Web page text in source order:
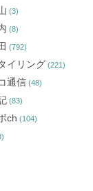
(3)
(8)
(792)
イリング (221)
通信(48)
(83)
ch (104)